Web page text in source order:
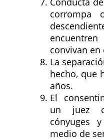
corrompa
convivan
La
hecho, que
años.
El
un juez
cónyuges
medio de